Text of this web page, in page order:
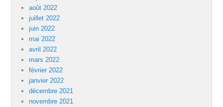
août 2022
juillet 2022
juin 2022
mai 2022
avril 2022
mars 2022
février 2022
janvier 2022
décembre 2021
novembre 2021